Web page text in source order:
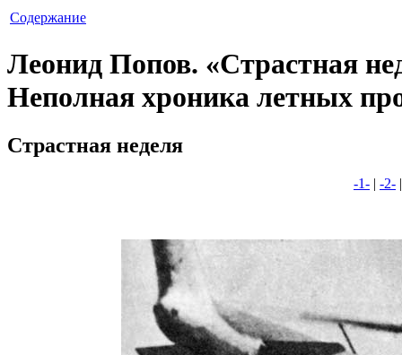
Содержание
Леонид Попов. «Страстная
Неполная хроника летных
Страстная неделя
-1- | -2-